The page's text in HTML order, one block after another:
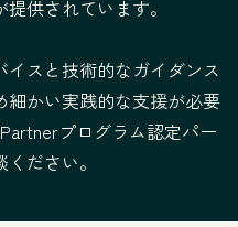
供されています。
スと技術的なガイダンス
かい実践的な支援が必要
プログラム認定パー
ださい。